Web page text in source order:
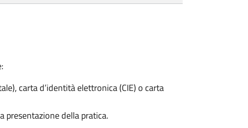
carta d’identità elettronica (CIE) o carta
presentazione della pratica.